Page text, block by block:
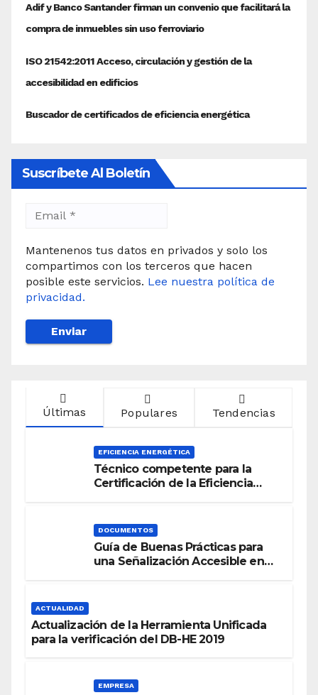
Suscríbete Al Boletín
Mantenenos tus datos en privados y solo los
compartimos con los terceros que hacen
posible este servicios. Lee nuestra política de
privacidad.
Últimas Populares Tendencias
EFICIENCIA ENERGÉTICA
Técnico competente para la
Certificación de la Eficiencia
DOCUMENTOS
Guía de Buenas Prácticas para
una Señalización Accesible en
ACTUALIDAD
Actualización de la Herramienta Unificada
para la verificación del DB-HE 2019
EMPRESA